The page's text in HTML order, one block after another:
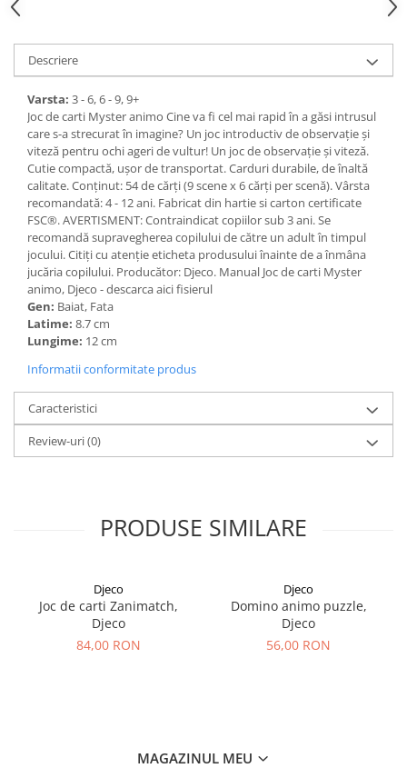
Descriere
Varsta: 3 - 6, 6 - 9, 9+
Joc de carti Myster animo Cine va fi cel mai rapid în a găsi intrusul
care s-a strecurat în imagine? Un joc introductiv de observație și
viteză pentru ochi ageri de vultur! Un joc de observație și viteză.
Cutie compactă, ușor de transportat. Carduri durabile, de înaltă
calitate. Conținut: 54 de cărți (9 scene x 6 cărți per scenă). Vârsta
recomandată: 4 - 12 ani. Fabricat din hartie si carton certificate
FSC®. AVERTISMENT: Contraindicat copiilor sub 3 ani. Se
recomandă supravegherea copilului de către un adult în timpul
jocului. Citiți cu atenție eticheta produsului înainte de a înmâna
jucăria copilului. Producător: Djeco. Manual Joc de carti Myster
animo, Djeco - descarca aici fisierul
Gen: Baiat, Fata
Latime: 8.7 cm
Lungime: 12 cm
Informatii conformitate produs
Caracteristici
Review-uri(0)
PRODUSE SIMILARE
Djeco
Joc de carti Zanimatch,
Djeco
84,00 RON
Djeco
Domino animo puzzle,
Djeco
56,00 RON
MAGAZINUL MEU